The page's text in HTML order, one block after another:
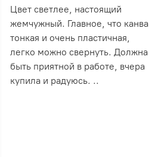
Цвет светлее, настоящий
жемчужный. Главное, что канва
тонкая и очень пластичная,
легко можно свернуть. Должна
быть приятной в работе, вчера
купила и радуюсь. ..